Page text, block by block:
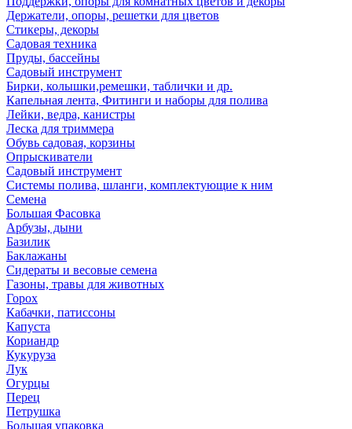
Держатели, опоры, решетки для цветов
Стикеры, декоры
Садовая техника
Пруды, бассейны
Садовый инструмент
Бирки, колышки,ремешки, таблички и др.
Капельная лента, Фитинги и наборы для полива
Лейки, ведра, канистры
Леска для триммера
Обувь садовая, корзины
Опрыскиватели
Садовый инструмент
Системы полива, шланги, комплектующие к ним
Семена
Большая Фасовка
Арбузы, дыни
Базилик
Баклажаны
Сидераты и весовые семена
Газоны, травы для животных
Горох
Кабачки, патиссоны
Капуста
Кориандр
Кукуруза
Лук
Огурцы
Перец
Петрушка
Большая упаковка